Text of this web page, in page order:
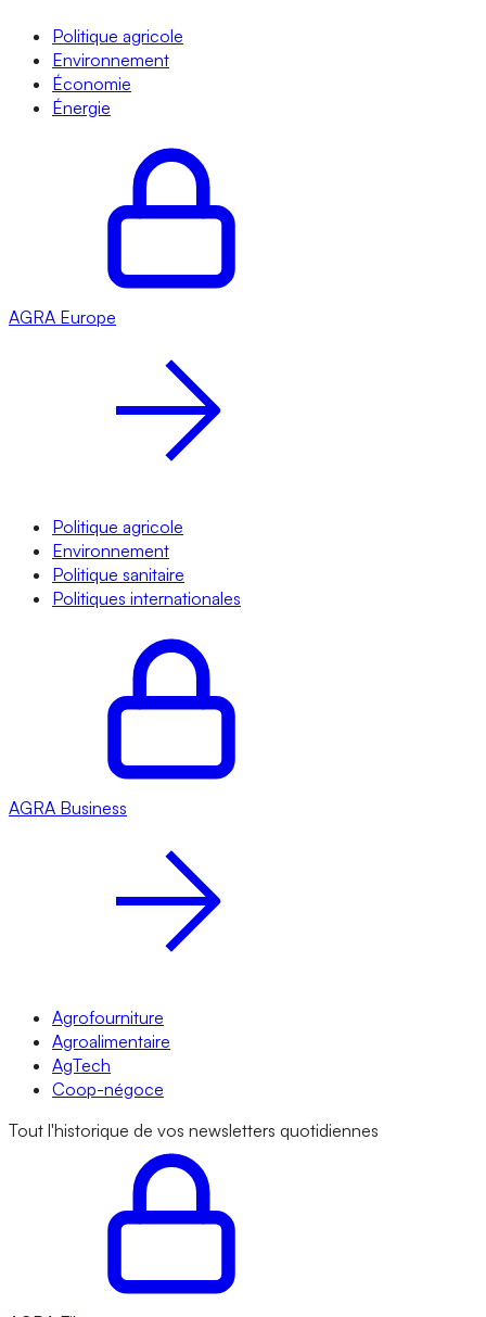
Politique agricole
Environnement
Économie
Énergie
AGRA Europe
Politique agricole
Environnement
Politique sanitaire
Politiques internationales
AGRA Business
Agrofourniture
Agroalimentaire
AgTech
Coop-négoce
Tout l'historique de vos newsletters quotidiennes